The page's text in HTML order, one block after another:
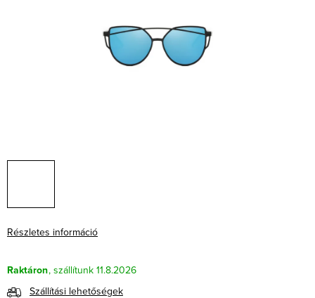
Részletes információ
Raktáron
11.8.2026
Szállítási lehetőségek